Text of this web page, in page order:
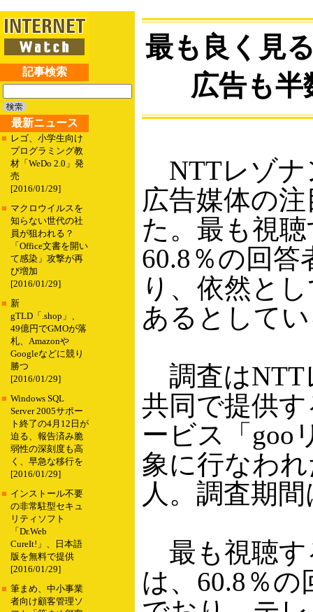
記事検索
最新ニュース
■ レゴ、小学生向け
プログラミング教
材「WeDo 2.0」発
売
[2016/01/29]
■ マクロウイルスを
知らない世代の社
員が狙われる？
「Office文書を開い
て感染」攻撃が再
び増加
[2016/01/29]
■ 新
gTLD「.shop」、
49億円でGMOが落
札、Amazonや
Googleなどに競り
勝つ
[2016/01/29]
■ Windows SQL
Server 2005サポー
ト終了の4月12日が
迫る、報告済み脆
弱性の深刻度も高
く、早急な移行を
[2016/01/29]
■ インストール不要
の非常駐型セキュ
リティソフト
「Dr.Web
CureIt!」、日本語
版を無料で提供
[2016/01/29]
■ 筆まめ、中小事業
者向け顧客管理ソ
最も良く見
広告も半
NTTレゾナ
広告媒体の
た。最も視
60.8％の回
り、依然と
あるとして
調査はNTT
共同で提供
ービス「goo
象に行なわ
人。調査期
最も視聴す
は、60.8％